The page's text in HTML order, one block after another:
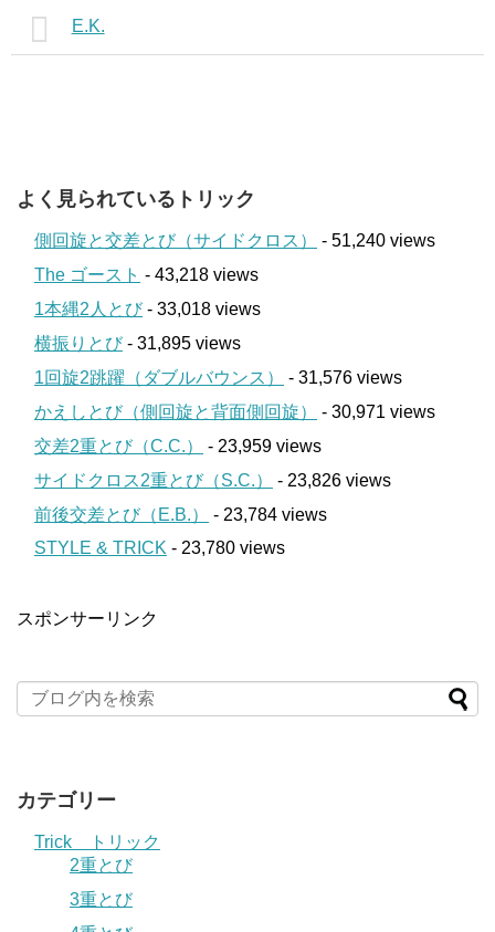
E.K.
よく見られているトリック
側回旋と交差とび（サイドクロス）
- 51,240 views
The ゴースト - 43,218 views
1本縄2人とび- 33,018 views
横振りとび- 31,895 views
1回旋2跳躍（ダブルバウンス）
- 31,576 views
かえしとび（側回旋と背面側回旋）
- 30,971 views
交差2重とび（C.C.）
- 23,959 views
サイドクロス2重とび（S.C.）
- 23,826 views
前後交差とび（E.B.）
- 23,784 views
STYLE & TRICK - 23,780 views
スポンサーリンク
カテゴリー
Trick トリック
2重とび
3重とび